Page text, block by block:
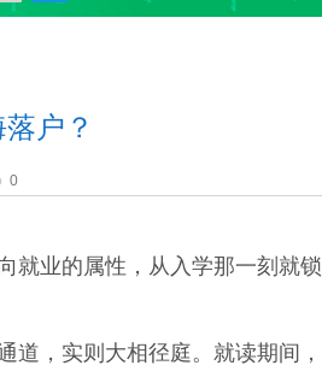
户？
0
业的属性，从入学那一刻就锁
，实则大相径庭。就读期间，